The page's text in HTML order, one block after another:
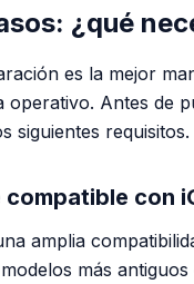
¿qué
es la mejor
operativo. Antes de
siguientes requisitos.
compatible con
amplia
más